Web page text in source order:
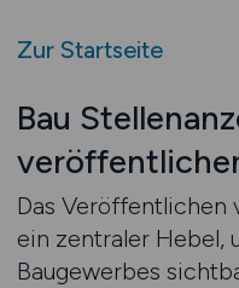
Zur Startseite
Bau
Das Veröffentlichen
ein zentraler Hebel,
Baugewerbes